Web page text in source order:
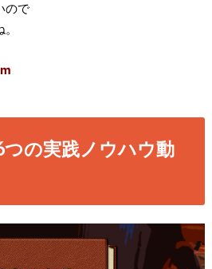
ので
の実践ノウハウ動